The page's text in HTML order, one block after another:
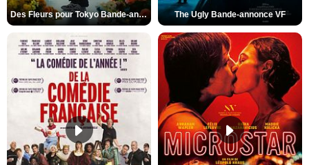
Des Fleurs pour Tokyo Bande-annonce VO STFR The Ugly Bande-annonce VF